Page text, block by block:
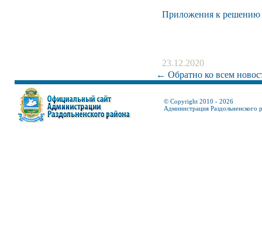
Приложения к решению
23.12.2020
← Обратно ко всем
© Copyright 2010 - 2026
Администрация Раздольненского